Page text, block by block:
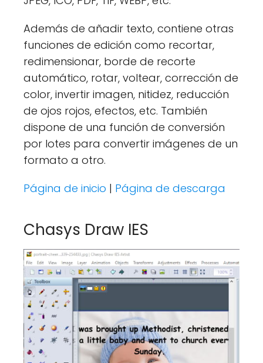
Además de añadir texto, contiene otras
funciones de edición como recortar,
redimensionar, borde de recorte
automático, rotar, voltear, corrección de
color, invertir imagen, nitidez, reducción
de ojos rojos, efectos, etc. También
dispone de una función de conversión
por lotes para convertir imágenes de un
formato a otro.
Página de inicio | Página de descarga
Chasys Draw IES